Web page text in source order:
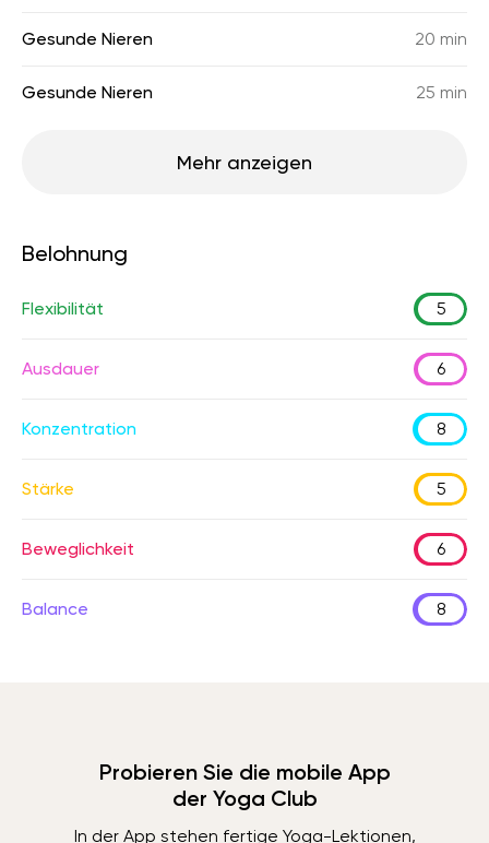
Gesunde Nieren 20 min
Gesunde Nieren 25 min
Mehr anzeigen
Belohnung
Flexibilität 5
Ausdauer 6
Konzentration 8
Stärke 5
Beweglichkeit 6
Balance 8
Probieren Sie die mobile App
der Yoga Club
In der App stehen fertige Yoga-Lektionen,